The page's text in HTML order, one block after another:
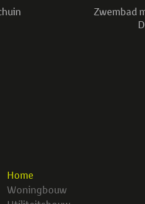
Zwembad
Home
Woningbouw